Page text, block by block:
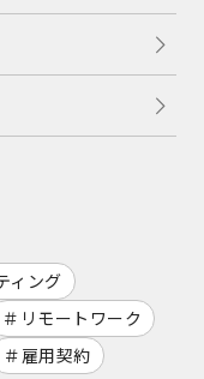
ィング
リモートワーク
雇用契約